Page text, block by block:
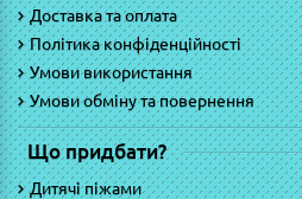
Доставка та оплата
Політика конфіденційності
Умови використання
Умови обміну та повернення
Що придбати?
Дитячі піжами